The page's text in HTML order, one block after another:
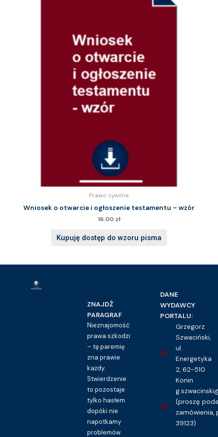
Prawo cywilne
Wniosek o otwarcie i ogłoszenie testamentu – wzór
16.00 zł
Kupuję dostęp do wzoru pisma
ZNAJDŹ
PARAGRAF
Nieznajomość
prawa szkodzi
– tę paremię
zna prawie
każdy.
Stwierdzenie
to pozostaje
tylko hasłem
dopóki nie
napotkamy
problemów
DANE
WYDAWCY
PORTALU:
Grzegorz
Szwaciński,
ul.
Energetyka
2, 62-510
Konin
(proszę
zamówienia,
39123)